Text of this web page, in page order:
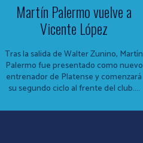
Martín Palermo vuelve a
Vicente López
Tras la salida de Walter Zunino, Martín
Palermo fue presentado como nuevo
entrenador de Platense y comenzará
su segundo ciclo al frente del club....